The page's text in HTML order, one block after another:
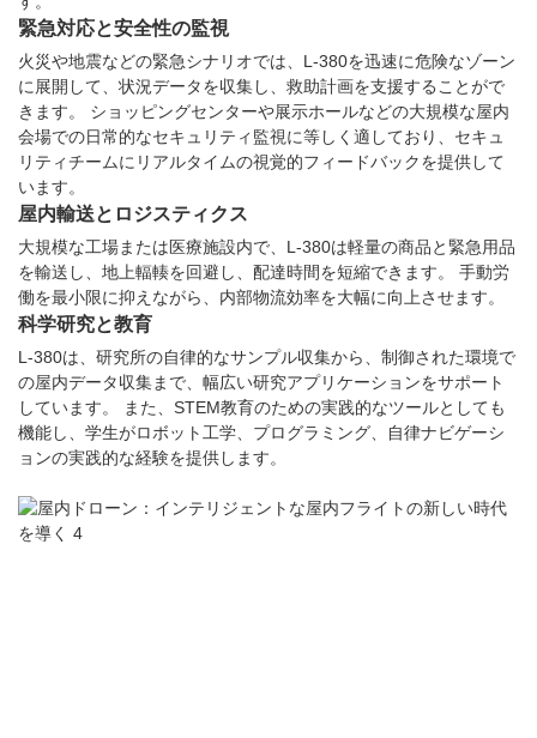
緊急対応と安全性の監視
火災や地震などの緊急シナリオでは、L-380を迅速に危険なゾーン
に展開して、状況データを収集し、救助計画を支援することがで
きます。 ショッピングセンターや展示ホールなどの大規模な屋内
会場での日常的なセキュリティ監視に等しく適しており、セキュ
リティチームにリアルタイムの視覚的フィードバックを提供して
います。
屋内輸送とロジスティクス
大規模な工場または医療施設内で、L-380は軽量の商品と緊急用品
を輸送し、地上輻輳を回避し、配達時間を短縮できます。 手動労
働を最小限に抑えながら、内部物流効率を大幅に向上させます。
科学研究と教育
L-380は、研究所の自律的なサンプル収集から、制御された環境で
の屋内データ収集まで、幅広い研究アプリケーションをサポート
しています。 また、STEM教育のための実践的なツールとしても
機能し、学生がロボット工学、プログラミング、自律ナビゲーシ
ョンの実践的な経験を提供します。